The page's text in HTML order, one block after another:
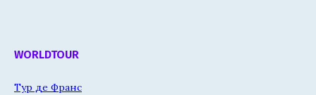
WORLDTOUR
Тур де Франс